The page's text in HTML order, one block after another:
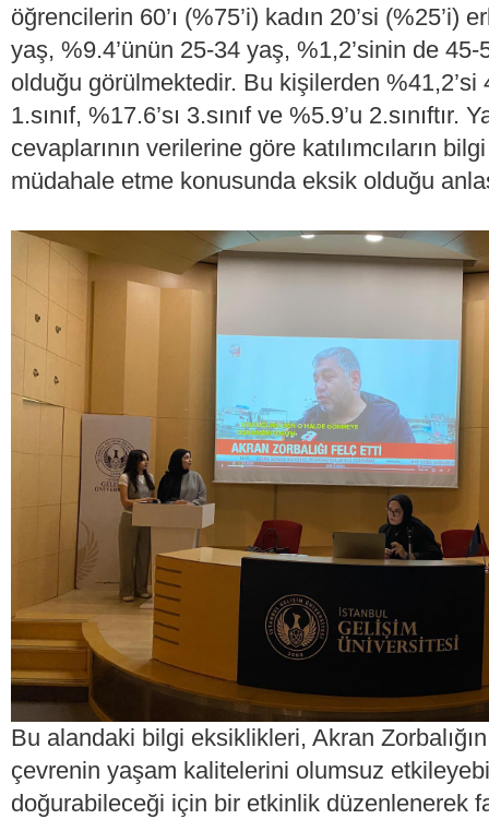
öğrencilerin 60’ı (%75’i) kadın 20’si (%25’i)
yaş, %9.4’ünün 25-34 yaş, %1,2’sinin de 45-
olduğu görülmektedir. Bu kişilerden %41,2’si
1.sınıf, %17.6’sı 3.sınıf ve %5.9’u 2.sınıftır.
cevaplarının verilerine göre katılımcıların
müdahale etme konusunda eksik olduğu
Bu alandaki bilgi eksiklikleri, Akran
çevrenin yaşam kalitelerini olumsuz
doğurabileceği için bir etkinlik düzenlenerek